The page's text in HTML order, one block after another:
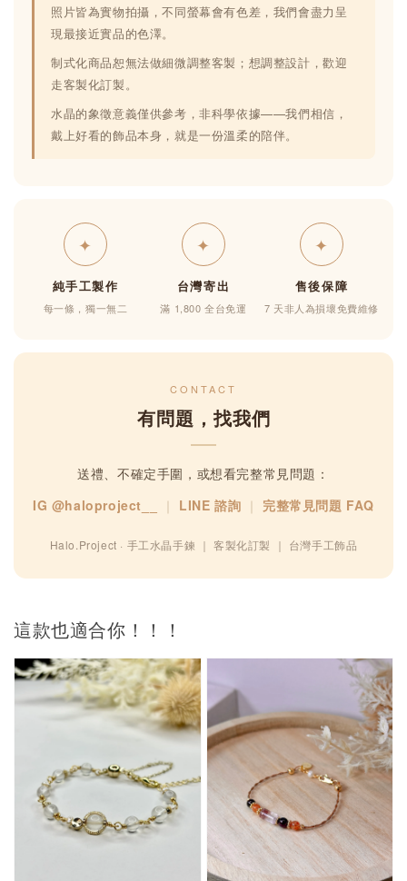
照片皆為實物拍攝，不同螢幕會有色差，我們會盡力呈
現最接近實品的色澤。
制式化商品恕無法做細微調整客製；想調整設計，歡迎
走客製化訂製。
水晶的象徵意義僅供參考，非科學依據——我們相信，
戴上好看的飾品本身，就是一份溫柔的陪伴。
✦
純手工製作
每一條，獨一無二
✦
台灣寄出
滿 1,800 全台免運
✦
售後保障
7 天非人為損壞免費維修
CONTACT
有問題，找我們
送禮、不確定手圍，或想看完整常見問題：
IG @haloproject__
｜ LINE 諮詢 ｜ 完整常見問題 FAQ
Halo.Project · 手工水晶手鍊 ｜ 客製化訂製 ｜ 台灣手工飾品
這款也適合你！！！